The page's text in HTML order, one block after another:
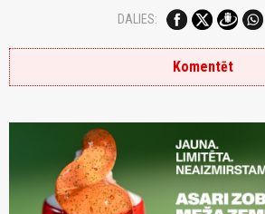
DALIES:
Komentēt